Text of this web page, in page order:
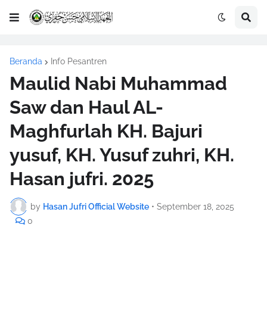
Beranda Info Pesantren
Maulid Nabi Muhammad
Saw dan Haul AL-
Maghfurlah KH. Bajuri
yusuf, KH. Yusuf zuhri, KH.
Hasan jufri. 2025
by Hasan Jufri Official Website • September 18, 2025
0